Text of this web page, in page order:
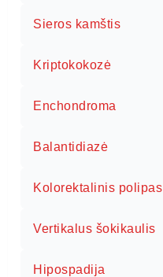
Sieros kamštis
Kriptokokozė
Enchondroma
Balantidiazė
Kolorektalinis polipas
Vertikalus šokikaulis
Hipospadija